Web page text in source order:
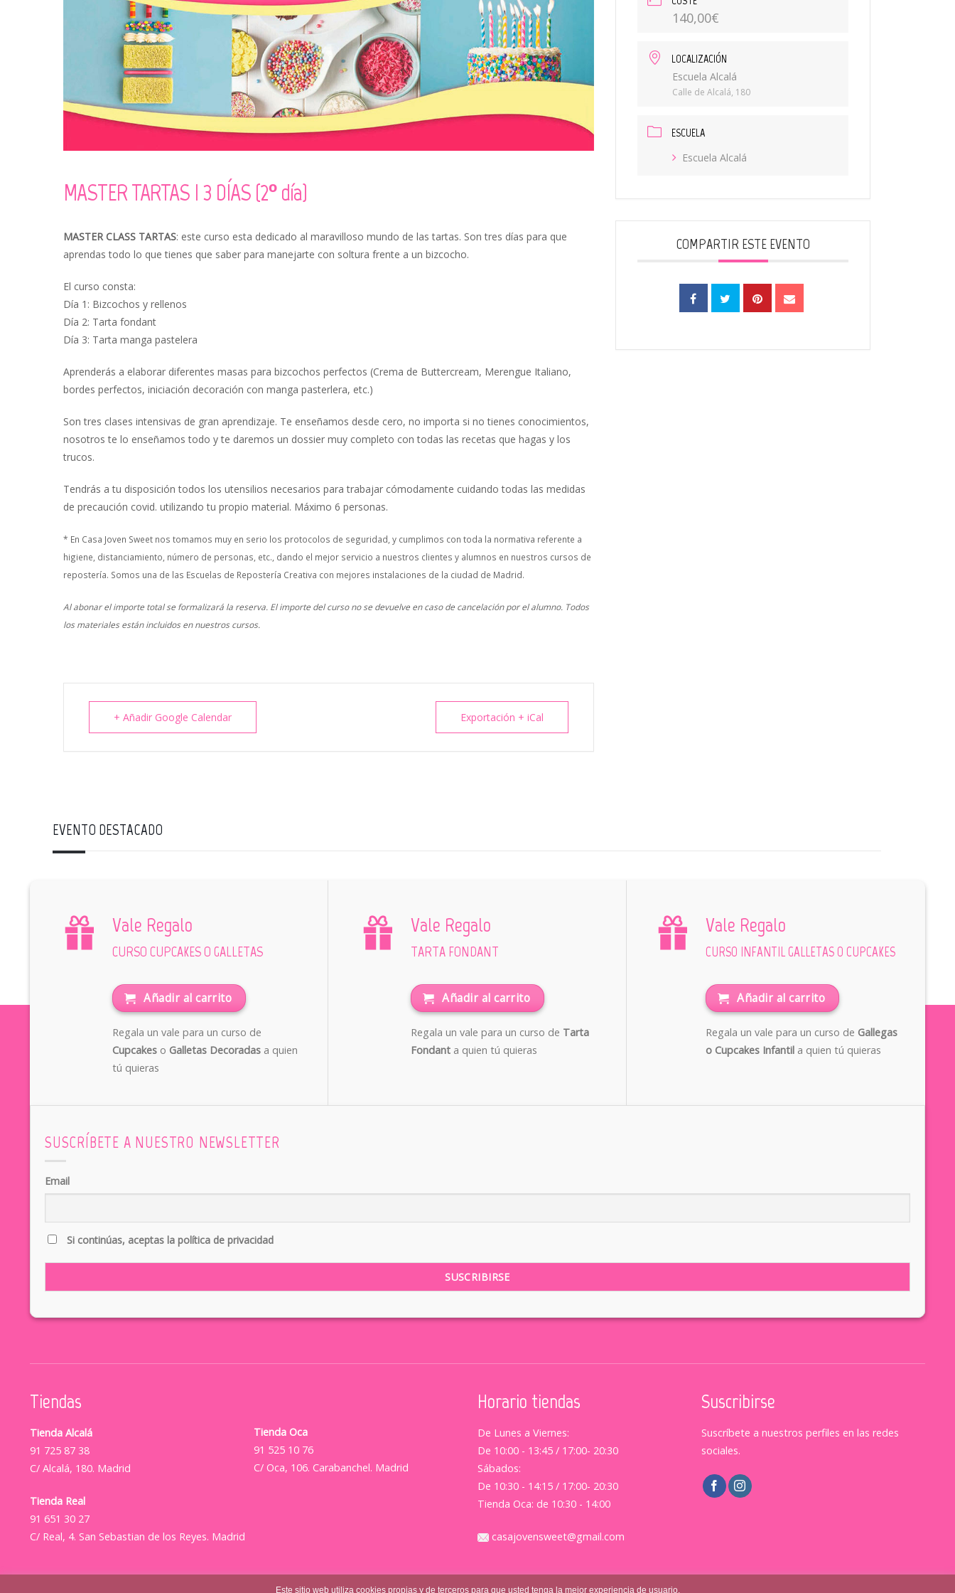
MASTER TARTAS I 3 DÍAS (2º día)
MASTER CLASS TARTAS: este curso esta dedicado al maravilloso mundo de las tartas. Son tres días para que
aprendas todo lo que tienes que saber para manejarte con soltura frente a un bizcocho.
El curso consta:
Día 1: Bizcochos y rellenos
Día 2: Tarta fondant
Día 3: Tarta manga pastelera
Aprenderás a elaborar diferentes masas para bizcochos perfectos (Crema de Buttercream, Merengue Italiano,
bordes perfectos, iniciación decoración con manga pasterlera, etc.)
Son tres clases intensivas de gran aprendizaje. Te enseñamos desde cero, no importa si no tienes conocimientos,
nosotros te lo enseñamos todo y te daremos un dossier muy completo con todas las recetas que hagas y los
trucos.
Tendrás a tu disposición todos los utensilios necesarios para trabajar cómodamente cuidando todas las medidas
de precaución covid. utilizando tu propio material. Máximo 6 personas.
* En Casa Joven Sweet nos tomamos muy en serio los protocolos de seguridad, y cumplimos con toda la normativa referente a
higiene, distanciamiento, número de personas, etc., dando el mejor servicio a nuestros clientes y alumnos en nuestros cursos de
repostería. Somos una de las Escuelas de Repostería Creativa con mejores instalaciones de la ciudad de Madrid.
Al abonar el importe total se formalizará la reserva. El importe del curso no se devuelve en caso de cancelación por el alumno. Todos
los materiales están incluidos en nuestros cursos.
+ Añadir Google Calendar Exportación + iCal
140,00€
LOCALIZACIÓN
Escuela Alcalá
Calle de Alcalá, 180
ESCUELA
Escuela Alcalá
COMPARTIR ESTE EVENTO
EVENTO DESTACADO
Vale Regalo
CURSO CUPCAKES O GALLETAS
Añadir al carrito
Regala un vale para un curso de
Cupcakes o Galletas Decoradas a quien
tú quieras
Vale Regalo
TARTA FONDANT
Añadir al carrito
Regala un vale para un curso de Tarta
Fondant a quien tú quieras
Vale Regalo
CURSO INFANTIL GALLETAS O CUPCAKES
Añadir al carrito
Regala un vale para un curso de Gallegas
o Cupcakes Infantil a quien tú quieras
SUSCRÍBETE A NUESTRO NEWSLETTER
Email
Si continúas, aceptas la política de privacidad
Tiendas
Tienda Alcalá
91 725 87 38
C/ Alcalá, 180. Madrid
Tienda Real
91 651 30 27
C/ Real, 4. San Sebastian de los Reyes. Madrid
Tienda Oca
91 525 10 76
C/ Oca, 106. Carabanchel. Madrid
Horario tiendas
De Lunes a Viernes:
De 10:00 - 13:45 / 17:00- 20:30
Sábados:
De 10:30 - 14:15 / 17:00- 20:30
Tienda Oca: de 10:30 - 14:00
casajovensweet@gmail.com
Suscribirse
Suscríbete a nuestros perfiles en las redes
sociales.
Este sitio web utiliza cookies propias y de terceros para que usted tenga la mejor experiencia de usuario.